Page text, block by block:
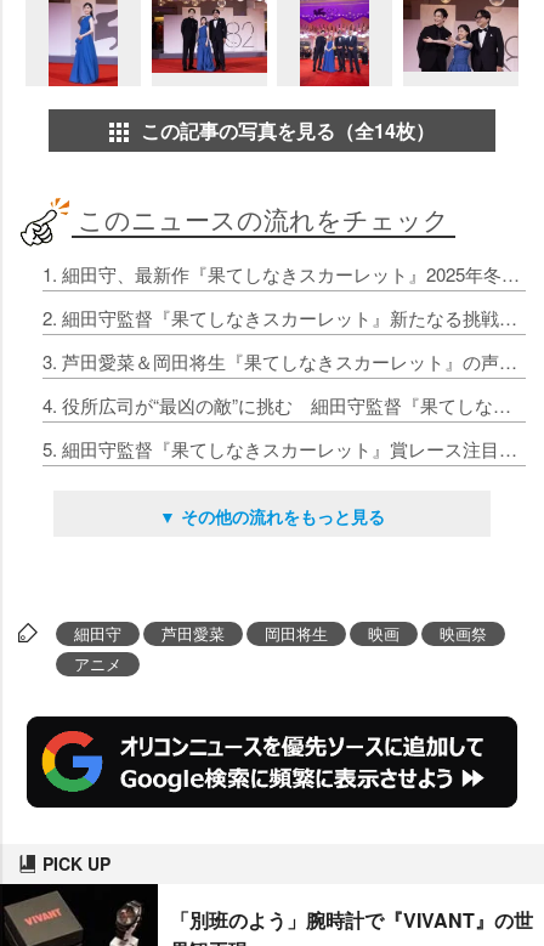
この記事の写真を見る（全14枚）
このニュースの流れをチェック
1. 細田守、最新作『果てしなきスカーレット』2025年冬公開
2. 細田守監督『果てしなきスカーレット』新たなる挑戦、テーマは「復讐」 11・12公開決定
3. 芦田愛菜＆岡田将生『果てしなきスカーレット』の声優に決定、細田守監督作品初参加
4. 役所広司が“最凶の敵”に挑む 細田守監督『果てしなきスカーレット』キャスト解禁
5. 細田守監督『果てしなきスカーレット』賞レース注目のベネチア＆トロント国際映画祭にW選出
▼ その他の流れをもっと見る
細田守 芦田愛菜 岡田将生 映画
映画祭
アニメ
PICK UP
「別班のよう」腕時計で『VIVANT』の世